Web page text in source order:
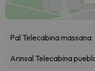
Pal Telecabina massana
Arinsal Telecabina